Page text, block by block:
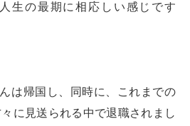
生の最期に相応しい感じです
は帰国し、同時に、これまでの
に見送られる中で退職されまし